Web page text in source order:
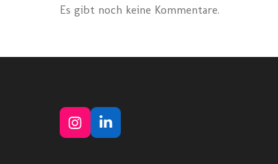
Es gibt noch keine Kommentare.
I
n
L
i